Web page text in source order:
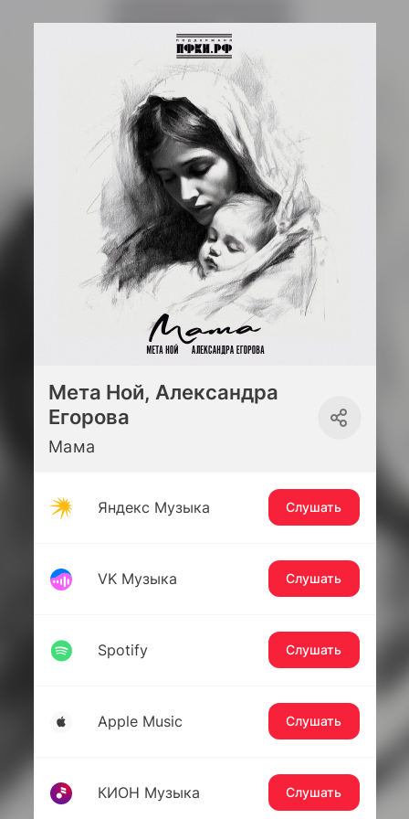
Мета Ной, Александра
Егорова
Мама
Яндекс Музыка Слушать
VK Музыка Слушать
Spotify Слушать
Apple Music Слушать
КИОН Музыка Слушать